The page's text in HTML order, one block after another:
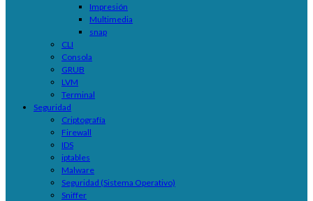
Impresión
Multimedia
snap
CLI
Consola
GRUB
LVM
Terminal
Seguridad
Criptografía
Firewall
IDS
iptables
Malware
Seguridad (Sistema Operativo)
Sniffer